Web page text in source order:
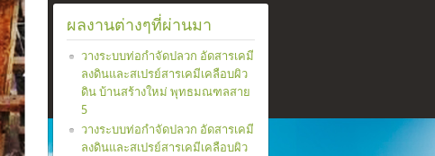
ผลงานต่างๆที่ผ่านมา
วางระบบท่อกำจัดปลวก อัดสารเคมี
ลงดินและสเปรย์สารเคมีเคลือบผิว
ดิน บ้านสร้างใหม่ พุทธมณฑลสาย
5
วางระบบท่อกำจัดปลวก อัดสารเคมี
ลงดินและสเปรย์สารเคมีเคลือบผิว